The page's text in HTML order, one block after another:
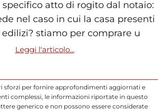
specifico atto di rogito dal notaio:
nel caso in cui la casa presenti
stiamo per comprare u
Leggi l'articolo...
sforzi per fornire approfondimenti aggiornati e
complessi, le informazioni riportate in questo
generico e non possono essere considerate